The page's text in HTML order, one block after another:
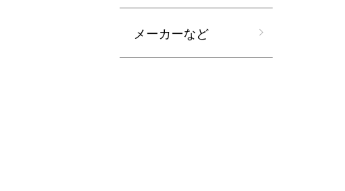
メーカーなど